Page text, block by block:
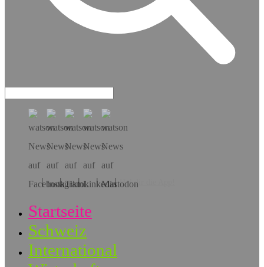
Hol dir die App!
Startseite
Schweiz
International